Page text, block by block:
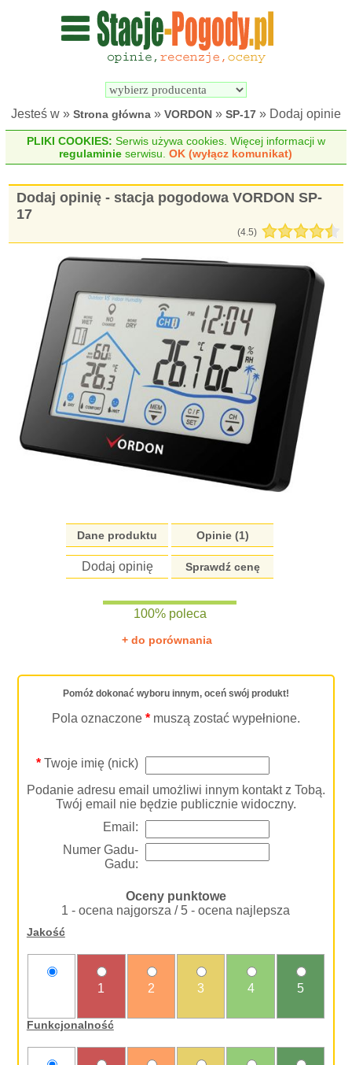
Wyszukiwarka
pogodowych
Jesteś w » Strona główna » VORDON » SP-17 » Dodaj opinie
PLIKI COOKIES: Serwis używa cookies. Więcej informacji w
regulaminie serwisu.OK (wyłącz komunikat)
Dodaj opinię - stacja pogodowa VORDON SP-
17
(4.5)
Dane produktu Opinie (1)
Dodaj opinię Sprawdź cenę
100% poleca
+ do porównania
Pomóż dokonać wyboru innym, oceń swój produkt!
Pola oznaczone * muszą zostać wypełnione.
*Twoje imię (nick)
Podanie adresu email umożliwi innym kontakt z Tobą.
Twój email nie będzie publicznie widoczny.
Email:
Numer Gadu-
Gadu:
Oceny punktowe
1 - ocena najgorsza / 5 - ocena najlepsza
Jakość
1 2 3 4 5
Funkcjonalność